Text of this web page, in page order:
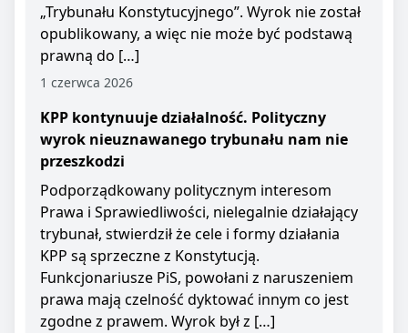
„Trybunału Konstytucyjnego”. Wyrok nie został
opublikowany, a więc nie może być podstawą
prawną do […]
1 czerwca 2026
KPP kontynuuje działalność. Polityczny
wyrok nieuznawanego trybunału nam nie
przeszkodzi
Podporządkowany politycznym interesom
Prawa i Sprawiedliwości, nielegalnie działający
trybunał, stwierdził że cele i formy działania
KPP są sprzeczne z Konstytucją.
Funkcjonariusze PiS, powołani z naruszeniem
prawa mają czelność dyktować innym co jest
zgodne z prawem. Wyrok był z […]